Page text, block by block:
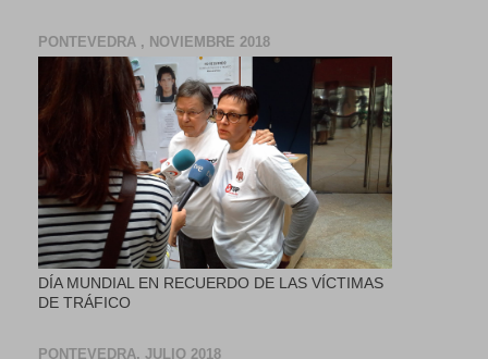
PONTEVEDRA , NOVIEMBRE 2018
DÍA MUNDIAL EN RECUERDO DE LAS VÍCTIMAS
DE TRÁFICO
PONTEVEDRA, JULIO 2018